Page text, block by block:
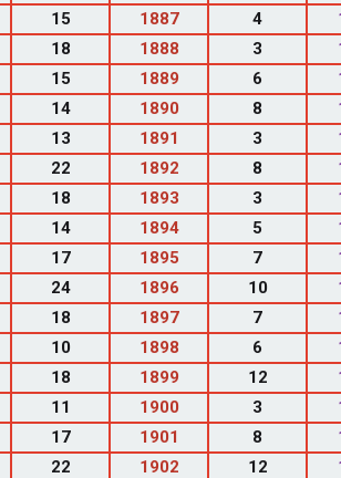
15 1887 4
18 1888 3
15 1889 6
14 1890 8
13 1891 3
22 1892 8
18 1893 3
14 1894 5
17 1895 7
24 1896 10
18 1897 7
10 1898 6
18 1899 12
11 1900 3
17 1901 8
22 1902 12